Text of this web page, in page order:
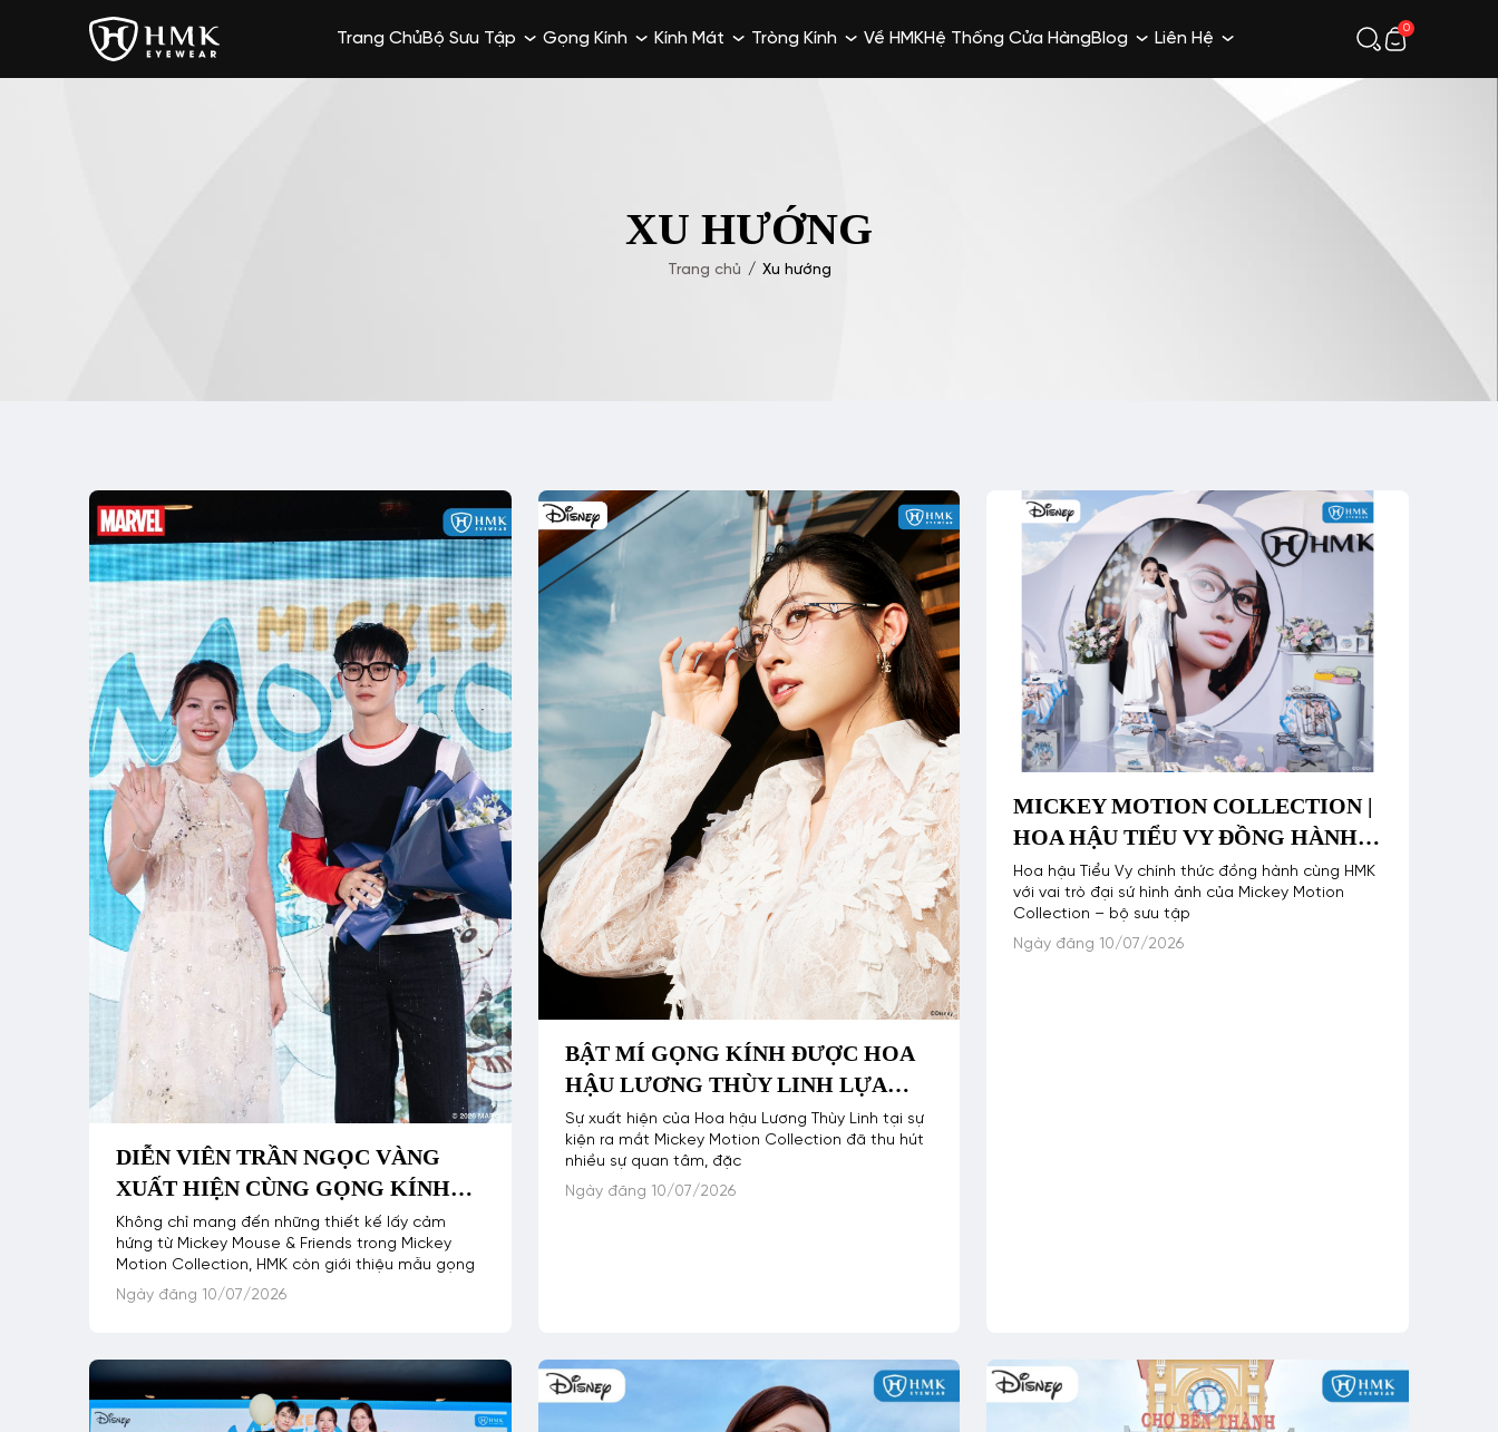
Trang ChủBộ Sưu Tập Gọng Kính Kính Mát Tròng Kính Về HMKHệ Thống Cửa HàngBlog Liên Hệ
0
XU HƯỚNG
Trang chủ / Xu hướng
DIỄN VIÊN TRẦN NGỌC VÀNG
XUẤT HIỆN CÙNG GỌNG KÍNH
THIẾT KẾ DÀNH RIÊNG CHO FAN
MARVEL TRONG SỰ KIỆN ĐÁNH
DẤU HỢP TÁC GIỮA HMK VÀ
Không chỉ mang đến những thiết kế lấy cảm
hứng từ Mickey Mouse & Friends trong Mickey
Motion Collection, HMK còn giới thiệu mẫu gọng
Ngày đăng 10/07/2026
BẬT MÍ GỌNG KÍNH ĐƯỢC HOA
HẬU LƯƠNG THÙY LINH LỰA
CHỌN TẠI SỰ KIỆN ĐÁNH DẤU
HỢP TÁC CỦA HMK VÀ DISNEY
Sự xuất hiện của Hoa hậu Lương Thùy Linh tại sự
kiện ra mắt Mickey Motion Collection đã thu hút
nhiều sự quan tâm, đặc
Ngày đăng 10/07/2026
MICKEY MOTION COLLECTION |
HOA HẬU TIỂU VY ĐỒNG HÀNH
CÙNG HMK LAN TỎA TINH THẦN
GEN Z
Hoa hậu Tiểu Vy chính thức đồng hành cùng HMK
với vai trò đại sứ hình ảnh của Mickey Motion
Collection – bộ sưu tập
Ngày đăng 10/07/2026